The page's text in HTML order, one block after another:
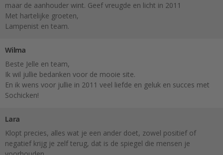
maar de aanhouder wint. Geef vreugde en licht in 2011
Met hartelijke groeten,
Lampenist en team.
Wilma
Beste Jelle en team,
Ik wil jullie bedanken voor de mooie site.
En ik wens voor jullie in 2011 veel liefde en geluk en succes met
Sochicken!
Lara
Klopt precies, alles wat je een ander doet, zowel positief of
negatief krijg je zelf terug, dat is de spiegel die mensen je